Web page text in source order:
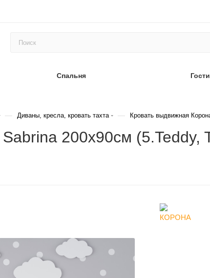
Спальня
— Диваны, кресла, кровать тахта — Кровать выдвижная
200х90см (5.Teddy,